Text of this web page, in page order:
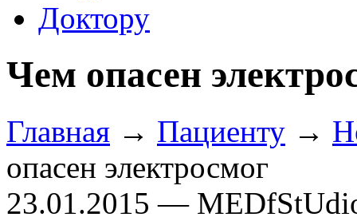
Доктору
Чем опасен
Главная → Пациенту →
опасен электросмог
23.01.2015 —